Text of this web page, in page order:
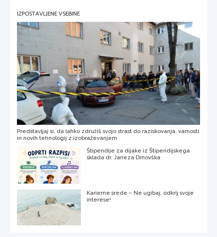
IZPOSTAVLJENE VSEBINE
Predstavljaj si, da lahko združiš svojo strast do raziskovanja, varnosti
in novih tehnologij z izobraževanjem
Štipendije za dijake iz Štipendijskega
sklada dr. Janeza Drnovška
Karierne srede – Ne ugibaj, odkrij svoje
interese!